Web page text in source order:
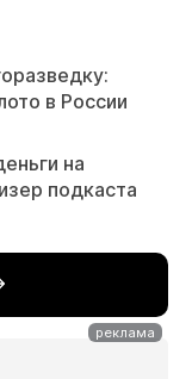
в России
на
подкаста